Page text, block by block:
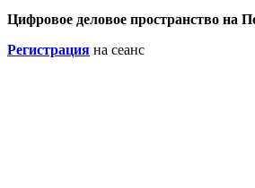
Цифровое деловое пространство на
Регистрация на сеанс